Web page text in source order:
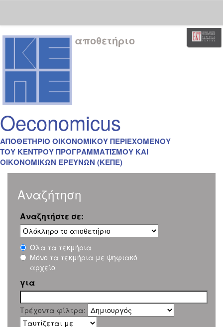
Skip
navigation
αποθετήριο
Oeconomicus
ΑΠΟΘΕΤΗΡΙΟ ΟΙΚΟΝΟΜΙΚΟΥ ΠΕΡΙΕΧΟΜΕΝΟΥ
ΤΟΥ ΚΕΝΤΡΟΥ ΠΡΟΓΡΑΜΜΑΤΙΣΜΟΥ ΚΑΙ
ΟΙΚΟΝΟΜΙΚΩΝ ΕΡΕΥΝΩΝ (ΚΕΠΕ)
Αναζήτηση
Αναζητήστε σε:
Όλα τα τεκμήρια
Μόνο τα τεκμήρια με ψηφιακό
αρχείο
για
Τρέχοντα φίλτρα: